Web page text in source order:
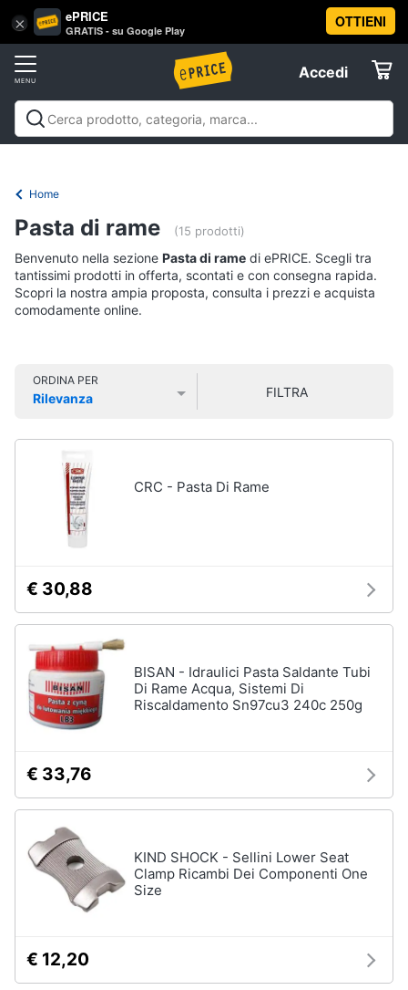
× ePRICE
GRATIS - su Google Play
OTTIENI
Accedi
Accedi
Registrati
Offerte
Informatica
Telefonia
Tv
Cinema
home
Videogiochi
Audio
Clima
Arredo
Brico
Giardinaggio
Salute
e
igiene
Beauty
Giocattoli
Vai
al
Home
Pasta di rame (15 prodotti)
Benvenuto nella sezione Pasta di rame di ePRICE. Scegli tra
tantissimi prodotti in offerta, scontati e con consegna rapida.
Scopri la nostra ampia proposta, consulta i prezzi e acquista
comodamente online.
ORDINA PER
Rilevanza
FILTRA
CRC - Pasta Di Rame
€ 30,88
BISAN - Idraulici Pasta Saldante Tubi
Di Rame Acqua, Sistemi Di
Riscaldamento Sn97cu3 240c 250g
€ 33,76
KIND SHOCK - Sellini Lower Seat
Clamp Ricambi Dei Componenti One
Size
€ 12,20